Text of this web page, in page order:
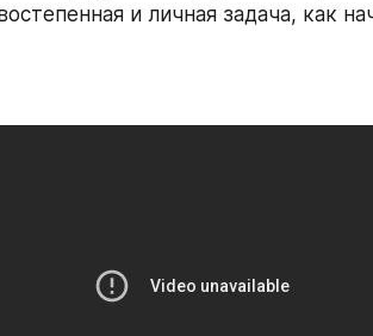
и личная задача, как